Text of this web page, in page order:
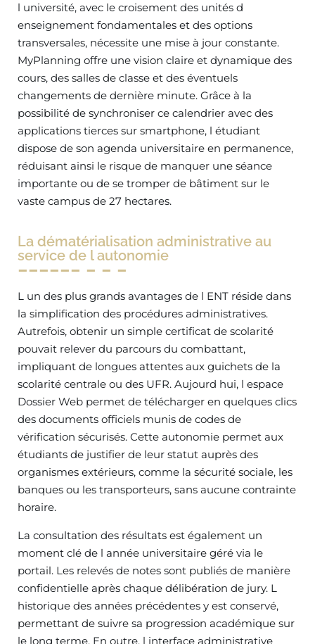
l université, avec le croisement des unités d
enseignement fondamentales et des options
transversales, nécessite une mise à jour constante.
MyPlanning offre une vision claire et dynamique des
cours, des salles de classe et des éventuels
changements de dernière minute. Grâce à la
possibilité de synchroniser ce calendrier avec des
applications tierces sur smartphone, l étudiant
dispose de son agenda universitaire en permanence,
réduisant ainsi le risque de manquer une séance
importante ou de se tromper de bâtiment sur le
vaste campus de 27 hectares.
La dématérialisation administrative au
service de l autonomie
L un des plus grands avantages de l ENT réside dans
la simplification des procédures administratives.
Autrefois, obtenir un simple certificat de scolarité
pouvait relever du parcours du combattant,
impliquant de longues attentes aux guichets de la
scolarité centrale ou des UFR. Aujourd hui, l espace
Dossier Web permet de télécharger en quelques clics
des documents officiels munis de codes de
vérification sécurisés. Cette autonomie permet aux
étudiants de justifier de leur statut auprès des
organismes extérieurs, comme la sécurité sociale, les
banques ou les transporteurs, sans aucune contrainte
horaire.
La consultation des résultats est également un
moment clé de l année universitaire géré via le
portail. Les relevés de notes sont publiés de manière
confidentielle après chaque délibération de jury. L
historique des années précédentes y est conservé,
permettant de suivre sa progression académique sur
le long terme. En outre, l interface administrative